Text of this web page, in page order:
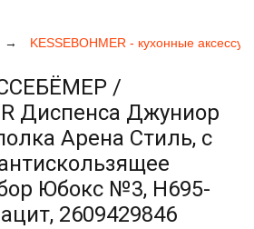
KESSEBOHMER - кухонные
/
Диспенса Джуниор
Арена Стиль, с
Юбокс №3, H695-
2609429846